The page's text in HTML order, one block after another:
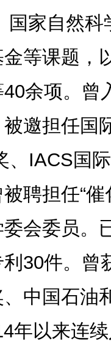
国家自然
等课题，
余项。曾
邀担任国
、IACS国
聘担任“催
会委员。
30件。曾
中国石油
年以来连